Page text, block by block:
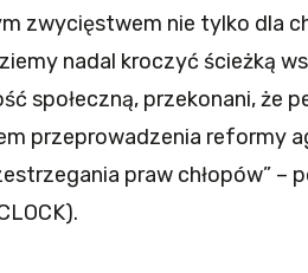
zwycięstwem nie tylko dla
nadal kroczyć ścieżką
społeczną, przekonani, że
przeprowadzenia reformy
praw chłopów” –